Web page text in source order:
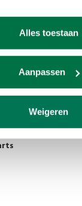
Alles toestaan
Aanpassen
Weigeren
staat voor kwaliteit,